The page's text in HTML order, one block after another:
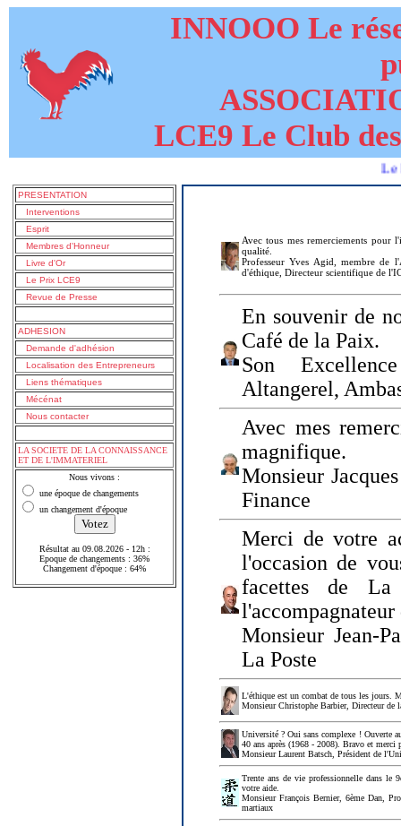
INNOOO Le
LCE9 Le Club
Le livre de
PRESENTATION
Interventions
Esprit
Membres d'Honneur
Livre d'Or
Le Prix LCE9
Revue de Presse
ADHESION
Demande d'adhésion
Localisation des Entrepreneurs
Liens thématiques
Mécénat
Nous contacter
LA SOCIETE DE LA CONNAISSANCE
ET DE L'IMMATERIEL
Nous vivons :
une époque de changements
un changement d'époque
Résultat au 09.08.2026 - 12h :
Epoque de changements : 36%
Changement d'époque : 64%
Avec tous mes remerciements pour
qualité.
Professeur Yves Agid, membre de
d'éthique, Directeur scientifique de
En souvenir de
Café de la Paix.
Son
Altangerel,
Avec mes
magnifique.
Monsieur
Finance
Merci de votre
l'occasion de
facettes de
Monsieur Jean-
La Poste
L'éthique est un combat de tous les jours.
Monsieur Christophe Barbier, Directeur de
Université ? Oui sans complexe ! Ouverte
40 ans après (1968 - 2008). Bravo et merci
Monsieur Laurent Batsch, Président de
Trente ans de vie professionnelle dans le
votre aide.
Monsieur François Bernier, 6ème Dan,
martiaux